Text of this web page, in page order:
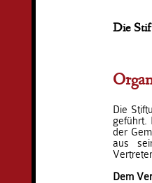
Die
Die
geführt.
der
aus
Dem